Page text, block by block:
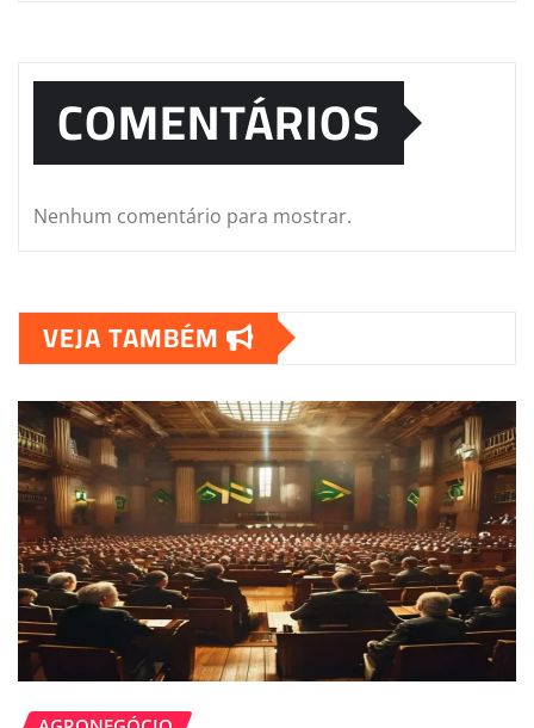
COMENTÁRIOS
Nenhum comentário para mostrar.
VEJA TAMBÉM